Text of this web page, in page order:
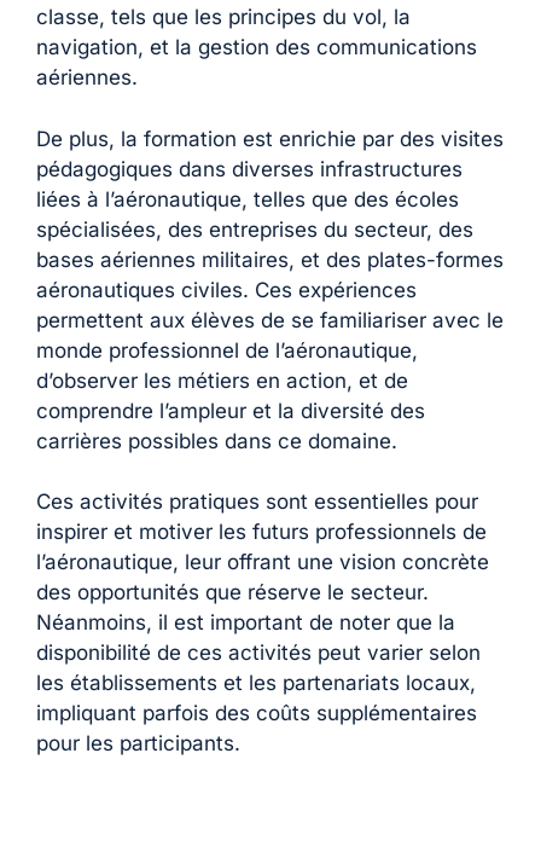
classe, tels que les principes du vol, la
navigation, et la gestion des communications
aériennes.
De plus, la formation est enrichie par des visites
pédagogiques dans diverses infrastructures
liées à l’aéronautique, telles que des écoles
spécialisées, des entreprises du secteur, des
bases aériennes militaires, et des plates-formes
aéronautiques civiles. Ces expériences
permettent aux élèves de se familiariser avec le
monde professionnel de l’aéronautique,
d’observer les métiers en action, et de
comprendre l’ampleur et la diversité des
carrières possibles dans ce domaine.
Ces activités pratiques sont essentielles pour
inspirer et motiver les futurs professionnels de
l’aéronautique, leur offrant une vision concrète
des opportunités que réserve le secteur.
Néanmoins, il est important de noter que la
disponibilité de ces activités peut varier selon
les établissements et les partenariats locaux,
impliquant parfois des coûts supplémentaires
pour les participants.